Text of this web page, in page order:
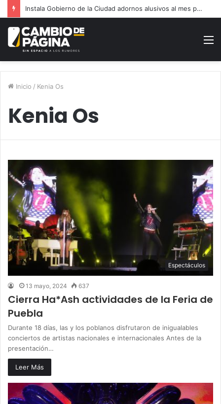
Instala Gobierno de la Ciudad adornos alusivos al mes patrio
Inicio / Kenia Os
Kenia Os
Espectáculos
13 mayo, 2024 637
Cierra Ha*Ash actividades de la Feria de
Puebla
Durante 18 días, las y los poblanos disfrutaron de inigualables
conciertos de artistas nacionales e internacionales Antes de la
presentación…
Leer Más